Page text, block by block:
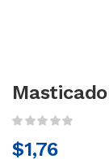
$1,76